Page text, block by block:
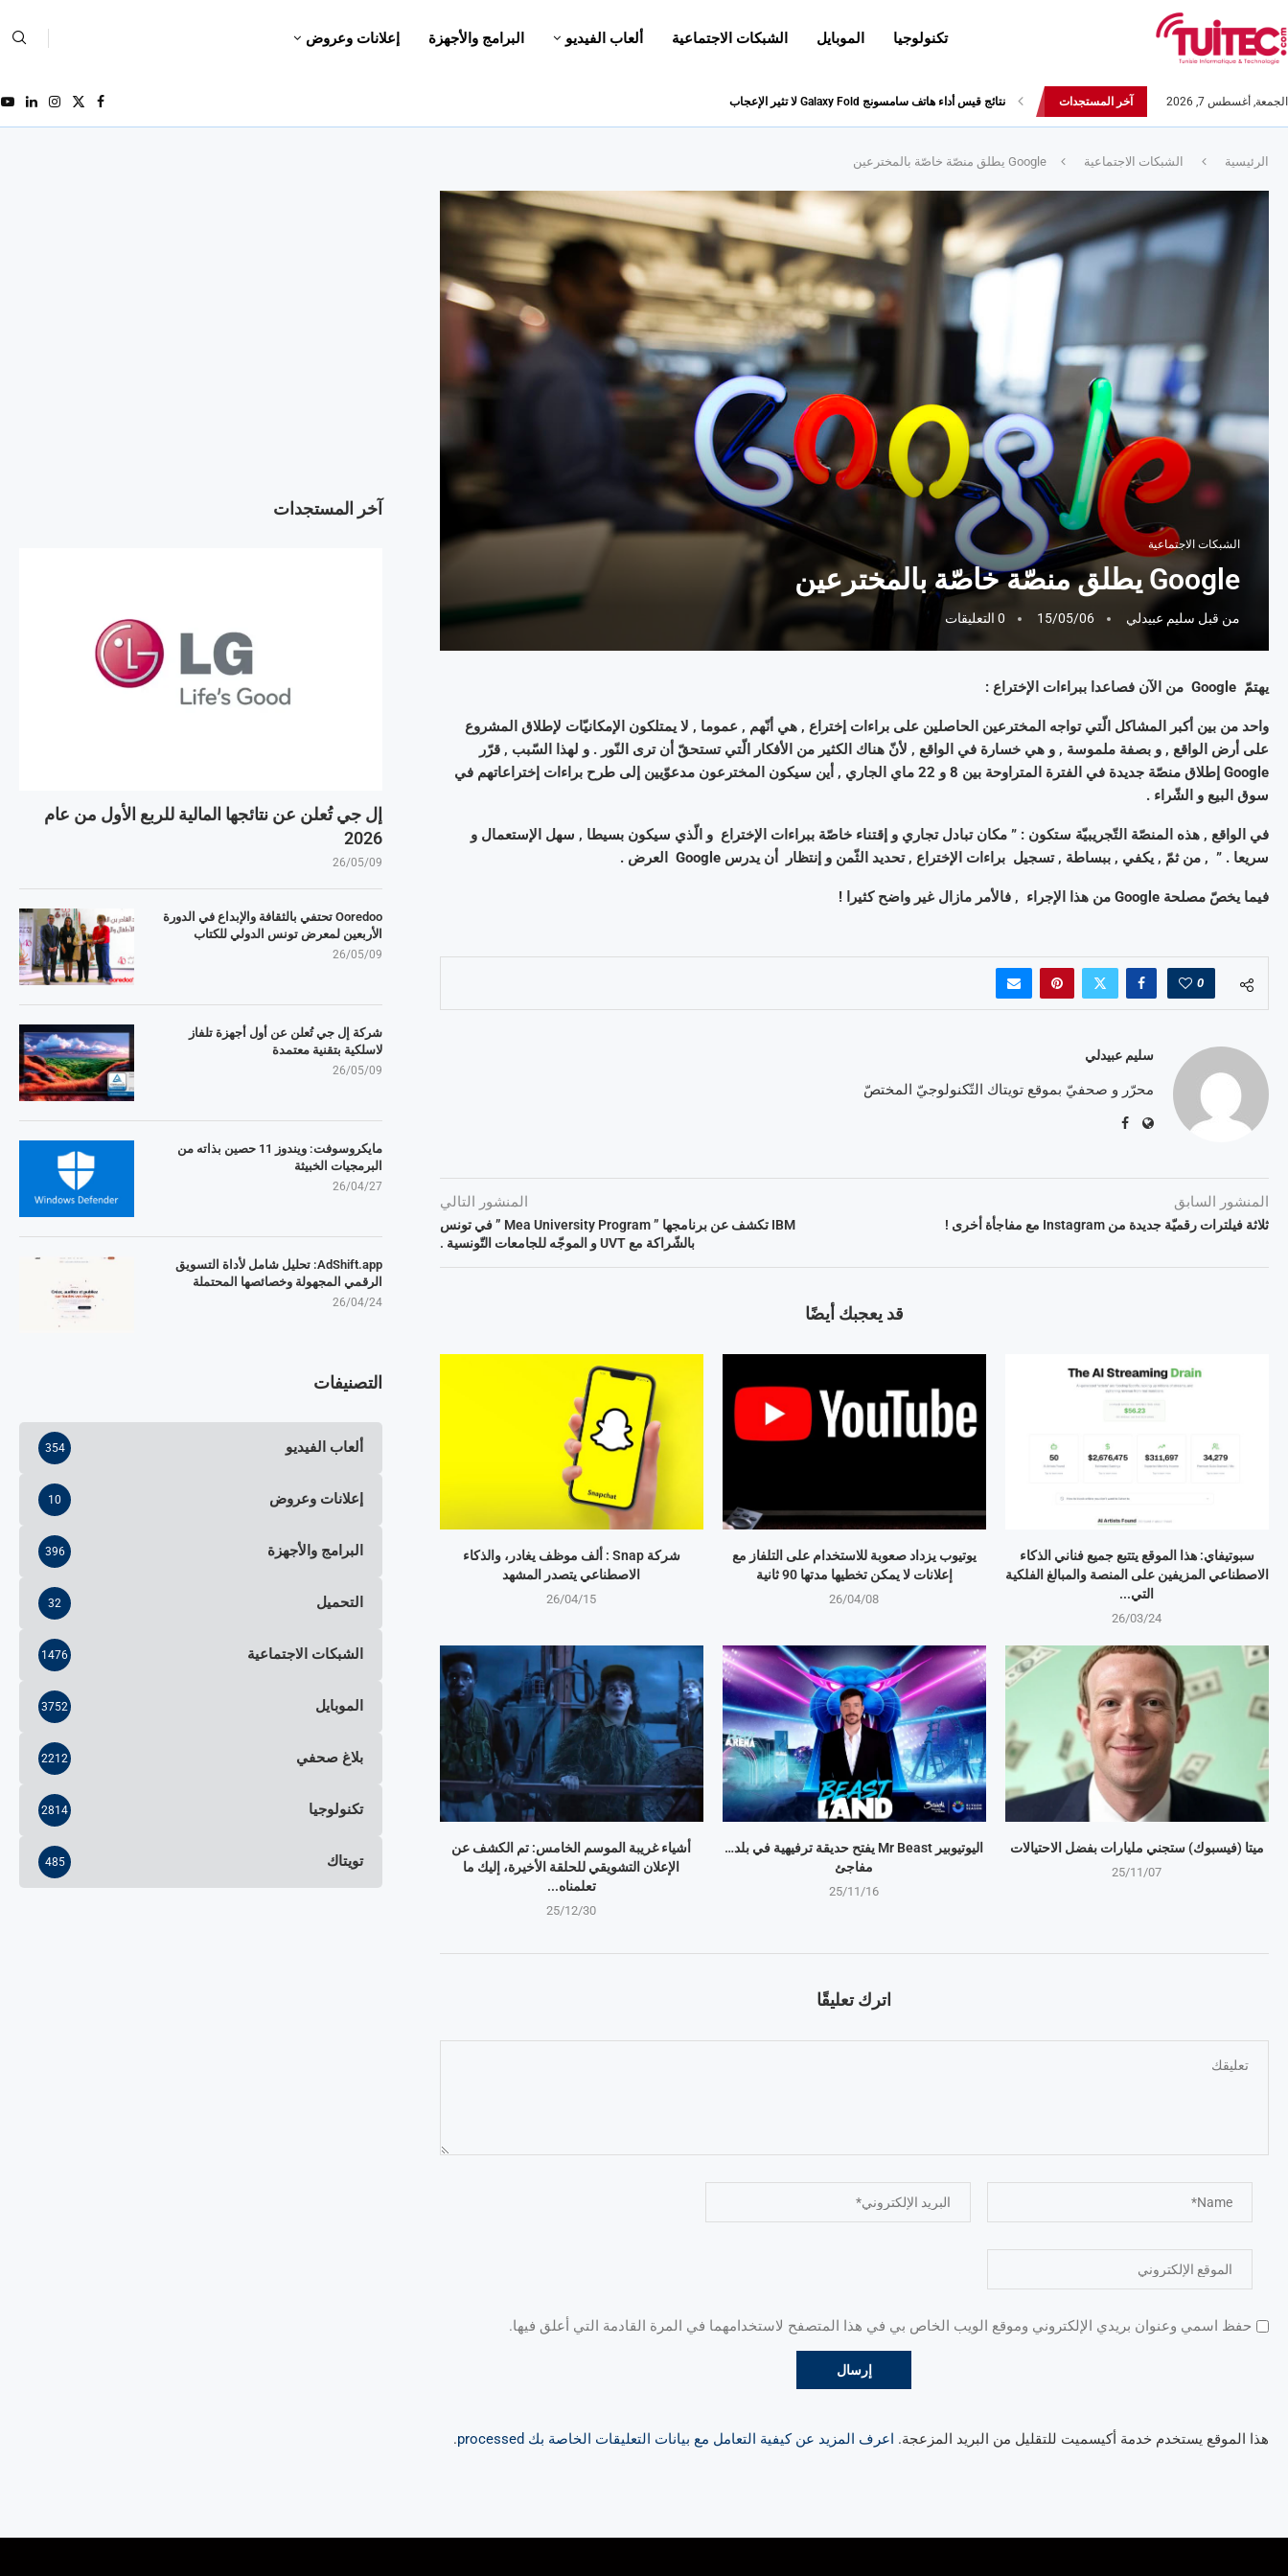
تكنولوجيا الموبايل الشبكات الاجتماعية ألعاب الفيديو البرامج والأجهزة إعلانات وعروض
الجمعة, أغسطس 7, 2026 آخر المستجدات نتائج قيس أداء هاتف سامسونج Galaxy Fold لا تثير الإعجاب
الرئيسية الشبكات الاجتماعية Google يطلق منصّة خاصّة بالمخترعين
الشبكات الاجتماعية
Google يطلق منصّة خاصّة بالمخترعين
من قبل سليم عبيدلي 15/05/06 0 التعليقات
يهتمّ Google من الآن فصاعدا ببراءات الإختراع :
واحد من بين أكبر المشاكل الّتي تواجه المخترعين الحاصلين على براءات إختراع , هي أنّهم , عموما , لا يمتلكون الإمكانيّات لإطلاق المشروع
على أرض الواقع , و بصفة ملموسة , و هي خسارة في الواقع , لأنّ هناك الكثير من الأفكار الّتي تستحقّ أن ترى النّور . و لهذا السّبب , قرّر
Google إطلاق منصّة جديدة في الفترة المتراوحة بين 8 و 22 ماي الجاري , أين سيكون المخترعون مدعوّيين إلى طرح براءات إختراعاتهم في
سوق البيع و الشّراء .
في الواقع , هذه المنصّة التّجريبيّة ستكون : ” مكان تبادل تجاري و إقتناء خاصّة ببراءات الإختراع و الّذي سيكون بسيطا , سهل الإستعمال و
سريعا . ” , من ثمّ , يكفي , ببساطة , تسجيل براءات الإختراع , تحديد الثّمن و إنتظار أن يدرس Google العرض .
فيما يخصّ مصلحة Google من هذا الإجراء , فالأمر مازال غير واضح كثيرا !
0
سليم عبيدلي
محرّر و صحفيّ بموقع تويتاك التّكنولوجيّ المختصّ
المنشور السابق
ثلاثة فيلترات رقميّة جديدة من Instagram مع مفاجأة أخرى !
المنشور التالي
IBM تكشف عن برنامجها ” Mea University Program ” في تونس
بالشّراكة مع UVT و الموجّه للجامعات التّونسية .
قد يعجبك أيضًا
شركة Snap : ألف موظف يغادر، والذكاء
الاصطناعي يتصدر المشهد
26/04/15
يوتيوب يزداد صعوبة للاستخدام على التلفاز مع
إعلانات لا يمكن تخطيها مدتها 90 ثانية
26/04/08
سبوتيفاي: هذا الموقع يتتبع جميع فناني الذكاء
الاصطناعي المزيفين على المنصة والمبالغ الفلكية
التي...
26/03/24
أشياء غريبة الموسم الخامس: تم الكشف عن
الإعلان التشويقي للحلقة الأخيرة، إليك ما
تعلمناه...
25/12/30
اليوتيوبير Mr Beast يفتح حديقة ترفيهية في بلد…
مفاجئ
25/11/16
ميتا (فيسبوك) ستجني مليارات بفضل الاحتيالات
25/11/07
اترك تعليقًا
حفظ اسمي وعنوان بريدي الإلكتروني وموقع الويب الخاص بي في هذا المتصفح لاستخدامهما في المرة القادمة التي أعلق فيها.
هذا الموقع يستخدم خدمة أكيسميت للتقليل من البريد المزعجة. اعرف المزيد عن كيفية التعامل مع بيانات التعليقات الخاصة بك processed .
آخر المستجدات
إل جي تُعلن عن نتائجها المالية للربع الأول من عام
2026
26/05/09
Ooredoo تحتفي بالثقافة والإبداع في الدورة
الأربعين لمعرض تونس الدولي للكتاب
26/05/09
شركة إل جي تُعلن عن أول أجهزة تلفاز
لاسلكية بتقنية معتمدة
26/05/09
مايكروسوفت: ويندوز 11 حصين بذاته من
البرمجيات الخبيثة
26/04/27
AdShift.app: تحليل شامل لأداة التسويق
الرقمي المجهولة وخصائصها المحتملة
26/04/24
التصنيفات
ألعاب الفيديو 354
إعلانات وعروض 10
البرامج والأجهزة 396
التحميل 32
الشبكات الاجتماعية 1476
الموبايل 3752
بلاغ صحفي 2212
تكنولوجيا 2814
تويتاك 485